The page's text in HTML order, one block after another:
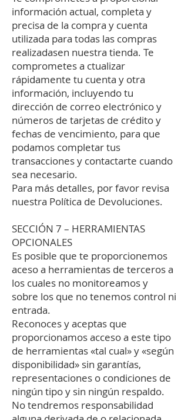
información actual, completa y
precisa de la compra y cuenta
utilizada para todas las compras
realizadasen nuestra tienda. Te
comprometes a ctualizar
rápidamente tu cuenta y otra
información, incluyendo tu
dirección de correo electrónico y
números de tarjetas de crédito y
fechas de vencimiento, para que
podamos completar tus
transacciones y contactarte cuando
sea necesario.
Para más detalles, por favor revisa
nuestra Política de Devoluciones.
SECCIÓN 7 – HERRAMIENTAS
OPCIONALES
Es posible que te proporcionemos
aceso a herramientas de terceros a
los cuales no monitoreamos y
sobre los que no tenemos control ni
entrada.
Reconoces y aceptas que
proporcionamos acceso a este tipo
de herramientas «tal cual» y «según
disponibilidad» sin garantías,
representaciones o condiciones de
ningún tipo y sin ningún respaldo.
No tendremos responsabilidad